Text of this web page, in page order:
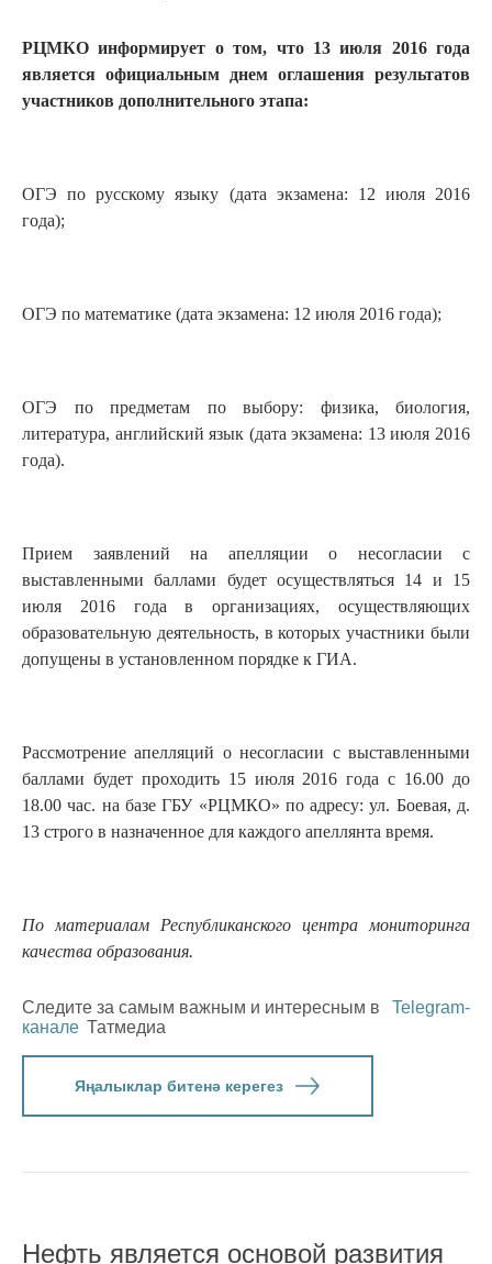
РЦМКО информирует о том, что 13 июля 2016 года
является официальным днем оглашения результатов
участников дополнительного этапа:
ОГЭ по русскому языку (дата экзамена: 12 июля 2016
года);
ОГЭ по математике (дата экзамена: 12 июля 2016 года);
ОГЭ по предметам по выбору: физика, биология,
литература, английский язык (дата экзамена: 13 июля 2016
года).
Прием заявлений на апелляции о несогласии с
выставленными баллами будет осуществляться 14 и 15
июля 2016 года в организациях, осуществляющих
образовательную деятельность, в которых участники были
допущены в установленном порядке к ГИА.
Рассмотрение апелляций о несогласии с выставленными
баллами будет проходить 15 июля 2016 года с 16.00 до
18.00 час. на базе ГБУ «РЦМКО» по адресу: ул. Боевая, д.
13 строго в назначенное для каждого апеллянта время.⁠
По материалам Республиканского центра мониторинга
качества образования.
Следите за самым важным и интересным в
Telegram-
канале Татмедиа
Яңалыклар битенә керегез
Нефть является основой развития